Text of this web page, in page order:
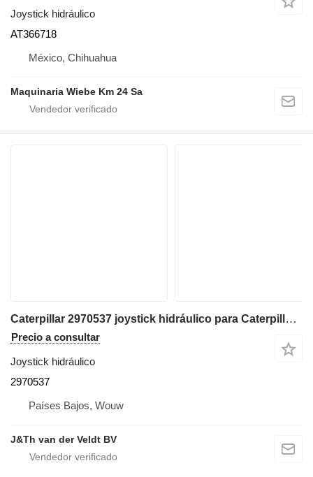
Joystick hidráulico
AT366718
México, Chihuahua
Maquinaria Wiebe Km 24 Sa
Caterpillar 2970537 joystick hidráulico para Caterpillar 345C 320D 330D 311D 321D 312D 323D 314D 324D 315D 325D 345D 328D 319D 329D 349D 349D2 excavadora
Precio a consultar
Joystick hidráulico
2970537
Países Bajos, Wouw
J&Th van der Veldt BV